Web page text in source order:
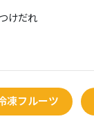
けだれ
凍フルーツ